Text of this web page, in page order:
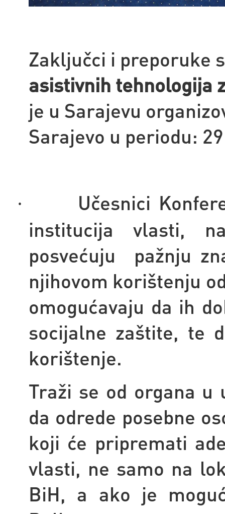
Zaključci i preporuke
asistivnih tehnologija
je u Sarajevu
Sarajevo u periodu:
·
Učesnici
institucija vlasti,
posvećuju pažnju
njihovom korištenju
omogućavaju da ih
socijalne zaštite, te
korištenje.
Traži se od organa u
da odrede posebne
koji će pripremati
vlasti, ne samo na
BiH, a ako je